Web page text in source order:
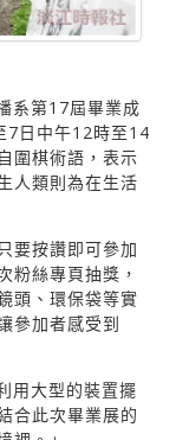
系第17屆畢業成
7日中午12時至14
圍棋術語，表示
人類則為在生活
要按讚即可參加
粉絲專頁抽獎，
頭、環保袋等實
參加者感受到
用大型的裝置擺
合此次畢業展的